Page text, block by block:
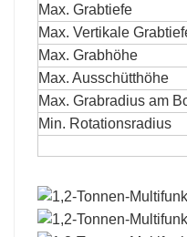
Max. Grabtiefe
Max. Vertikale
Max. Grabhöhe
Max. Ausschütthöhe
Max. Grabradius am
Min. Rotationsradius